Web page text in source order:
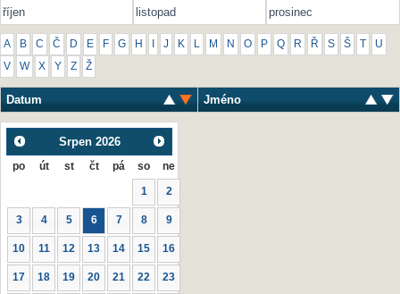
říjen
listopad prosinec
A B C Č D E F G H J K L M N O P Q R Ř S Š U
V W X Y Z Ž
Datum Jméno
Srpen 2026
po út st čt pá so ne
1 2
3 4 5 6 7 8 9
10 11 12 13 14 15 16
17 18 19 20 21 22 23